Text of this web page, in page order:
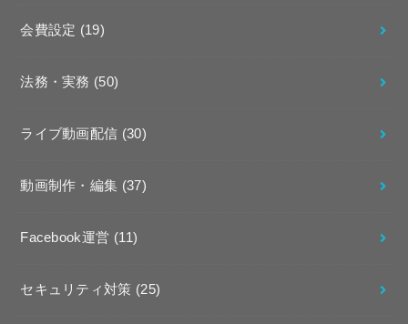
会費設定 (19)
法務・実務 (50)
ライブ動画配信 (30)
動画制作・編集 (37)
Facebook運営 (11)
セキュリティ対策 (25)